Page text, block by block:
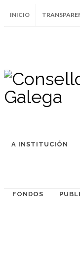
INICIO
A INSTITUCIÓN
FONDOS